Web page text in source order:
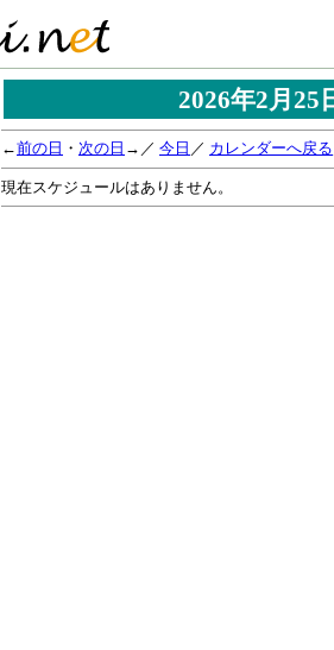
2026年2月
←前の日 ・ 次の日 →／ 今日 ／ カレンダーへ戻る
現在スケジュールはありません。